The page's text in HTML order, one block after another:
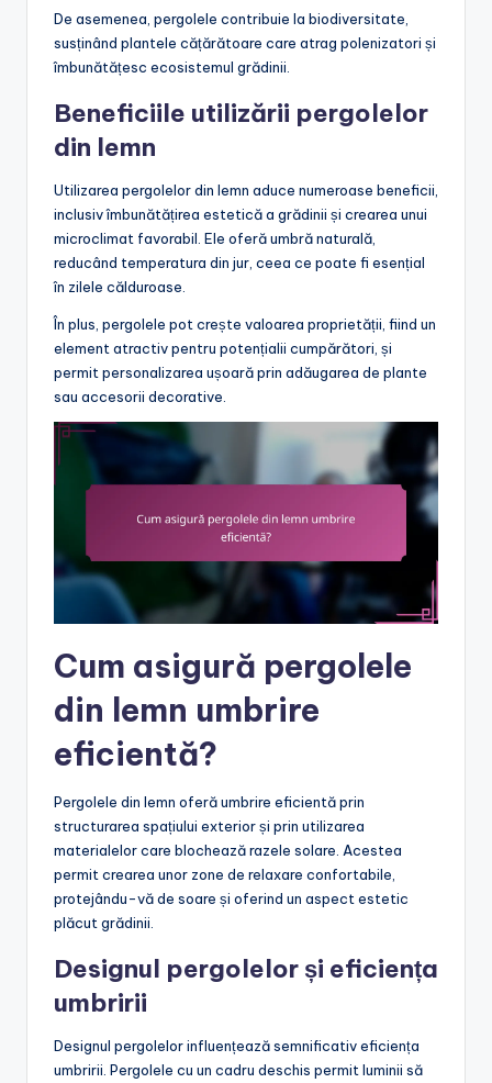
De asemenea, pergolele contribuie la biodiversitate,
susținând plantele cățărătoare care atrag polenizatori și
îmbunătățesc ecosistemul grădinii.
Beneficiile utilizării pergolelor
din lemn
Utilizarea pergolelor din lemn aduce numeroase beneficii,
inclusiv îmbunătățirea estetică a grădinii și crearea unui
microclimat favorabil. Ele oferă umbră naturală,
reducând temperatura din jur, ceea ce poate fi esențial
în zilele călduroase.
În plus, pergolele pot crește valoarea proprietății, fiind un
element atractiv pentru potențialii cumpărători, și
permit personalizarea ușoară prin adăugarea de plante
sau accesorii decorative.
Cum asigură pergolele
din lemn umbrire
eficientă?
Pergolele din lemn oferă umbrire eficientă prin
structurarea spațiului exterior și prin utilizarea
materialelor care blochează razele solare. Acestea
permit crearea unor zone de relaxare confortabile,
protejându-vă de soare și oferind un aspect estetic
plăcut grădinii.
Designul pergolelor și eficiența
umbririi
Designul pergolelor influențează semnificativ eficiența
umbririi. Pergolele cu un cadru deschis permit luminii să